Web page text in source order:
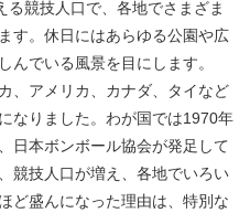
競技人口で、各地でさまざま
す。休日にはあらゆる公園や広
んでいる風景を目にします。
、アメリカ、カナダ、タイなど
なりました。わが国では1970年
日本ボンボール協会が発足して
競技人口が増え、各地でいろい
ど盛んになった理由は、特別な